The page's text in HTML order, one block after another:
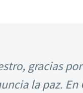
gracias
la paz.